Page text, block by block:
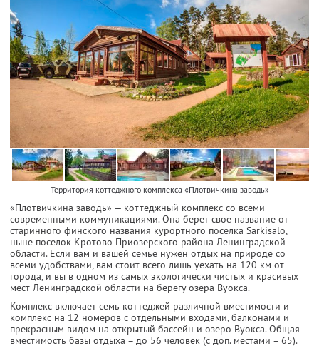
Территория коттеджного комплекса «Плотвичкина заводь»
«Плотвичкина заводь» — коттеджный комплекс со всеми
современными коммуникациями. Она берет свое название от
старинного финского названия курортного поселка Sarkisalo,
ныне поселок Кротово Приозерского района Ленинградской
области. Если вам и вашей семье нужен отдых на природе со
всеми удобствами, вам стоит всего лишь уехать на 120 км от
города, и вы в одном из самых экологически чистых и красивых
мест Ленинградской области на берегу озера Вуокса.
Комплекс включает семь коттеджей различной вместимости и
комплекс на 12 номеров с отдельными входами, балконами и
прекрасным видом на открытый бассейн и озеро Вуокса. Общая
вместимость базы отдыха – до 56 человек (с доп. местами – 65).